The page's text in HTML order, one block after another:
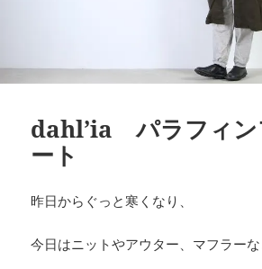
dahl’ia パラフィン
ート
昨日からぐっと寒くなり、
今日はニットやアウター、マフラー